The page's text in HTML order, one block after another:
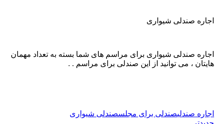
اجاره صندلی شیواری
اجاره صندلی شیواری برای مراسم های شما بسته به تعداد مهمان
هایتان ، می توانید از این صندلی برای مراسم . .
اجاره صندلیصندلی برای مجلسصندلی شیواری